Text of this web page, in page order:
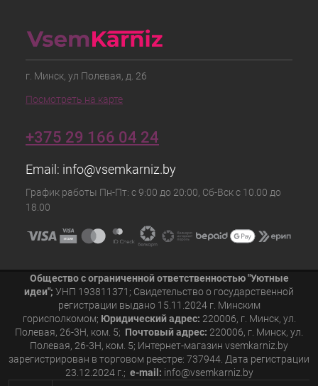
г. Минск, ул Полевая, д. 26
Посмотреть на карте
+375 29 166 04 24
Email: info@vsemkarniz.by
График работы Пн-Пт: с 9:00 до 20:00, Сб-Вск с 10.00 до
18.00
Общество с ограниченной ответственностью "Уютные
идеи"; УНП 193811371; Свидетельство о государственной
регистрации выдано 15.11.2024 г. Минским
горисполкомом; Юридический адрес: 220006, г. Минск, ул.
Полевая, 26-3Н, ком. 5; Почтовый адрес: 220006, г. Минск, ул.
Полевая, 26-3Н, ком. 5; Интернет-магазин vsemkarniz.by
зарегистрирован в торговом реестре: 737944. Дата регистрации
23.12.2024 г.; e-mail: info@vsemkarniz.by